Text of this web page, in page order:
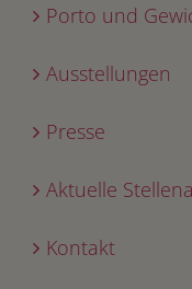
Porto und
Ausstellungen
Presse
Aktuelle
Kontakt